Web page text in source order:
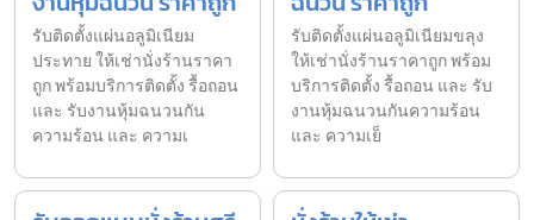
รับติดตั้งแผ่นอลูมิเนียม
ประทาย ให้เช่านั่งร้านราคา
ถูก พร้อมบริการติดตั้ง รื้อถอน
และ รับงานหุ้มฉนวนกัน
ความร้อน และ ความเ
รับติดตั้งแผ่นอลูมิเนียมขลุง
ให้เช่านั่งร้านราคาถูก พร้อม
บริการติดตั้ง รื้อถอน และ รับ
งานหุ้มฉนวนกันความร้อน
และ ความเย็